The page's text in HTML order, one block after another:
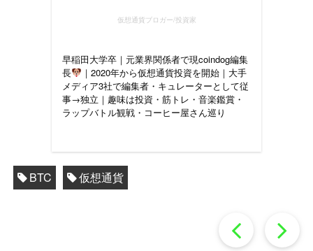
仮想通貨ブロガー/投資家
早稲田大学卒｜元業界関係者で現coindog編集
長
｜2020年から仮想通貨投資を開始｜大手
メディア3社で編集者・キュレーターとして従
事→独立｜趣味は投資・筋トレ・音楽鑑賞・
ラップバトル観戦・コーヒー屋さん巡り
BTC 仮想通貨
過